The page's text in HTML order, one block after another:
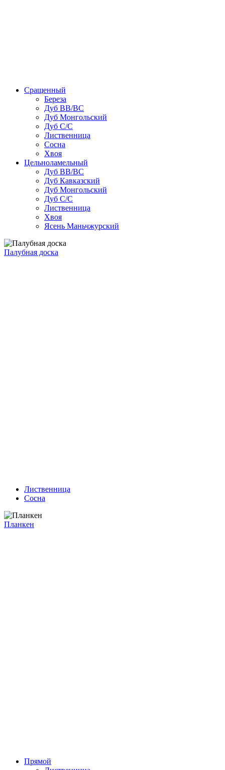
Сращенный
Береза
Дуб ВВ/ВС
Дуб Монгольский
Дуб С/С
Лиственница
Сосна
Хвоя
Цельноламельный
Дуб ВВ/ВС
Дуб Кавказский
Дуб Монгольский
Дуб С/С
Лиственница
Хвоя
Ясень Маньчжурский
Палубная доска
Лиственница
Сосна
Планкен
Прямой